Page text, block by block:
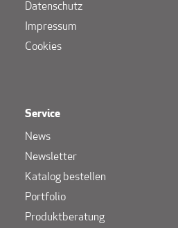
Datenschutz
Impressum
Cookies
Service
News
Newsletter
Katalog bestellen
Portfolio
Produktberatung